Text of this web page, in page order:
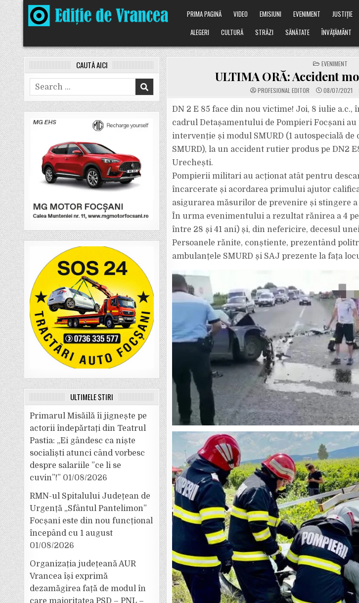
Skip
to
content
PRIMA PAGINĂ VIDEO EMISIUNI EVENIMENT JUSTIȚIE
ALEGERI
CULTURĂ STRĂZI SĂNĂTATE ÎNVĂȚĂMÂNT
POSTED
IN
EVENIMENT
ULTIMA ORĂ: Accident
PROFESIONAL EDITOR 08/07/2021
DN 2 E 85 face din nou victime! Joi, 8 iulie a.c.,
cadrul Detașamentului de Pompieri Focșani
intervenție și modul SMURD (1 autospecială de
SMURD), la un accident rutier produs pe DN2
Urechești.
Pompierii militari au acționat atât pentru
încarcerate și acordarea primului ajutor
asigurarea măsurilor de prevenire și stingere
În urma evenimentului a rezultat rănirea a 4
între 28 și 41 ani) și, din nefericire, decesul
Persoanele rănite, conștiente, prezentând
ambulanțele SMURD și SAJ prezente la fața
CAUTĂ AICI
Search
for:
ULTIMELE ȘTIRI
Primarul Misăilă îi jignește pe
actorii îndepărtați din Teatrul
Pastia: „Ei gândesc ca niște
socialiști atunci când vorbesc
despre salariile ”ce li se
cuvin”!” 01/08/2026
RMN-ul Spitalului Județean de
Urgență „Sfântul Pantelimon”
Focșani este din nou funcțional
începând cu 1 august
01/08/2026
Organizația județeană AUR
Vrancea își exprimă
dezamăgirea față de modul în
care majoritatea PSD – PNL –